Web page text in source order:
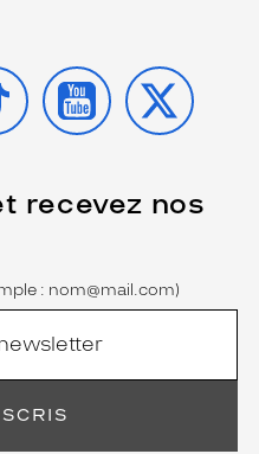
YOUTUBE
X
recevez nos
: nom@mail.com)